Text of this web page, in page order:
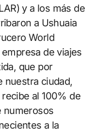
y a los más de
a Ushuaia
World
de viajes
que por
nuestra ciudad,
al 100% de
numerosos
a la